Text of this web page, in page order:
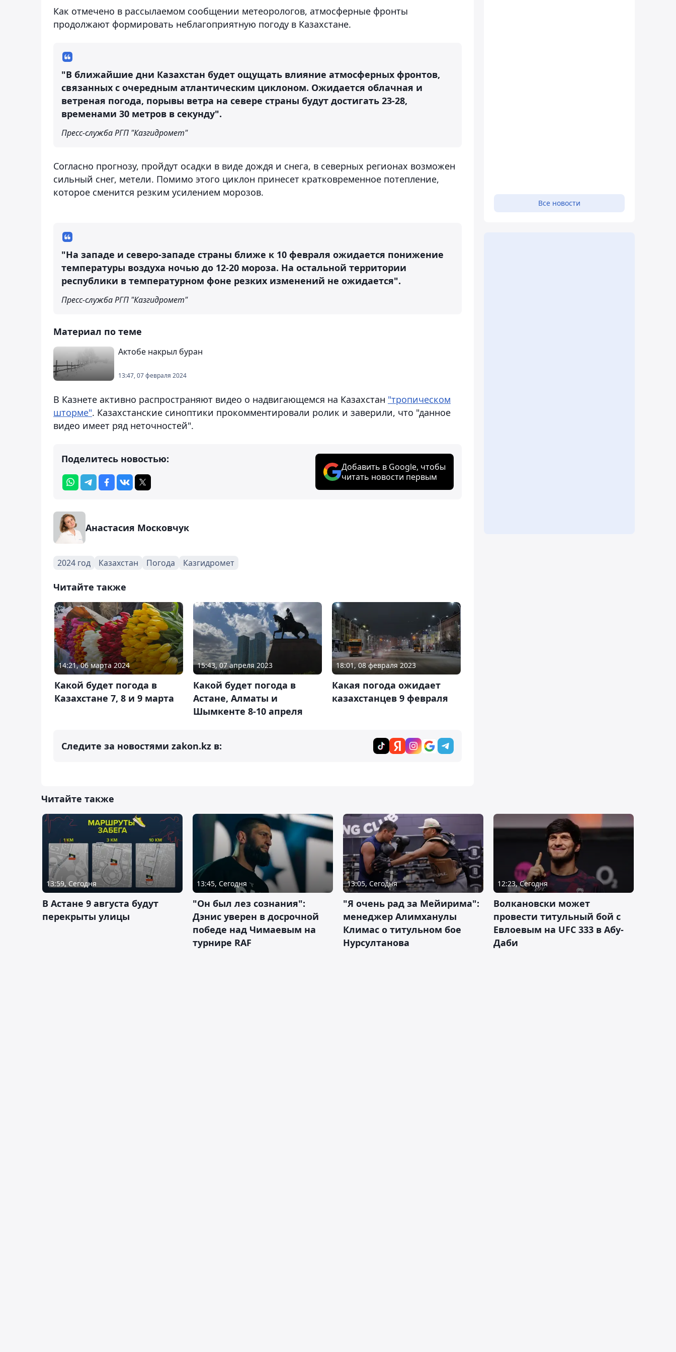
Как отмечено в рассылаемом сообщении метеорологов, атмосферные фронты
продолжают формировать неблагоприятную погоду в Казахстане.
"В ближайшие дни Казахстан будет ощущать влияние атмосферных фронтов,
связанных с очередным атлантическим циклоном. Ожидается облачная и
ветреная погода, порывы ветра на севере страны будут достигать 23-28,
временами 30 метров в секунду".
Пресс-служба РГП "Казгидромет"
Согласно прогнозу, пройдут осадки в виде дождя и снега, в северных регионах возможен
сильный снег, метели. Помимо этого циклон принесет кратковременное потепление,
которое сменится резким усилением морозов.
"На западе и северо-западе страны ближе к 10 февраля ожидается понижение
температуры воздуха ночью до 12-20 мороза. На остальной территории
республики в температурном фоне резких изменений не ожидается".
Пресс-служба РГП "Казгидромет"
Материал по теме
Актобе накрыл буран
13:47, 07 февраля 2024
В Казнете активно распространяют видео о надвигающемся на Казахстан "тропическом
шторме". Казахстанские синоптики прокомментировали ролик и заверили, что "данное
видео имеет ряд неточностей".
Поделитесь новостью:
Добавить в Google, чтобы
читать новости первым
Анастасия Московчук
2024 год Казахстан Погода Казгидромет
Читайте также
14:21, 06 марта 2024
Какой будет погода в
Казахстане 7, 8 и 9 марта
15:43, 07 апреля 2023
Какой будет погода в
Астане, Алматы и
Шымкенте 8-10 апреля
18:01, 08 февраля 2023
Какая погода ожидает
казахстанцев 9 февраля
Следите за новостями zakon.kz в:
Все новости
Читайте также
13:59, Сегодня
В Астане 9 августа будут
перекрыты улицы
13:45, Сегодня
"Он был лез сознания":
Дэнис уверен в досрочной
победе над Чимаевым на
турнире RAF
13:05, Сегодня
"Я очень рад за Мейирима":
менеджер Алимханулы
Климас о титульном бое
Нурсултанова
12:23, Сегодня
Волкановски может
провести титульный бой с
Евлоевым на UFC 333 в Абу-
Даби